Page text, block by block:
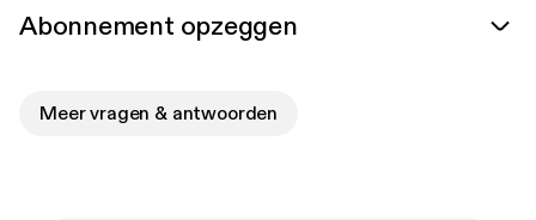
Abonnement opzeggen
Meer vragen & antwoorden